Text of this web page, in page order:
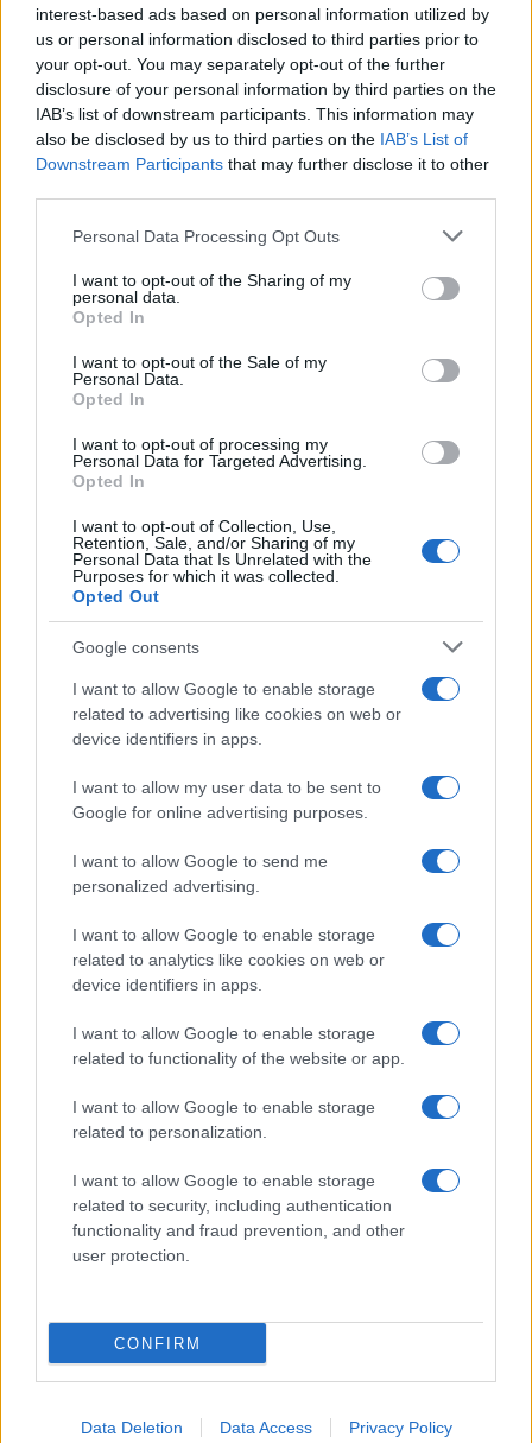
interest-based ads based on personal information utilized by
us or personal information disclosed to third parties prior to
your opt-out. You may separately opt-out of the further
disclosure of your personal information by third parties on the
IAB’s list of downstream participants. This information may
also be disclosed by us to third parties on the IAB’s List of
Downstream Participants that may further disclose it to other
Please note that this website/app uses one or more Google
not limited to your visit or usage behaviour. You may click to
grant or deny consent to Google and its third-party tags to
use your data for below specified purposes in below Google
consent section.
Personal Data Processing Opt Outs
I want to opt-out of the Sharing of my
personal data.
Opted In
I want to opt-out of the Sale of my
Personal Data.
Opted In
I want to opt-out of processing my
Personal Data for Targeted Advertising.
Opted In
I want to opt-out of Collection, Use,
Retention, Sale, and/or Sharing of my
Personal Data that Is Unrelated with the
Purposes for which it was collected.
Opted Out
Google consents
I want to allow Google to enable storage
related to advertising like cookies on web or
device identifiers in apps.
I want to allow my user data to be sent to
Google for online advertising purposes.
I want to allow Google to send me
personalized advertising.
I want to allow Google to enable storage
related to analytics like cookies on web or
device identifiers in apps.
I want to allow Google to enable storage
related to functionality of the website or app.
I want to allow Google to enable storage
related to personalization.
I want to allow Google to enable storage
related to security, including authentication
functionality and fraud prevention, and other
user protection.
CONFIRM
Data Deletion Data Access Privacy Policy
és a világot, amelyet az 1860-as évek keringőktől lüktető
Bécsén és a művészeteket megtestesítő Burgtheateren
keresztül teremt meg. A kritikus emellett a film képi
humorát emelte ki, ami sosem esik túlzásokba.
Ewald André Dupontnak egyébként rendezőként az 1925-
Varietécímű artistatörténet hozta meg az igazi sikert,
amelyben Emil Jannings mellett a magyar
Putti művésznéven) játszotta a főszerepet. A filmben
titokzatos, érzékien szép lányt alakít, aki szenvedélyesen
lányt, de később ő maga keresi fel, majd kisfiát és feleségét
otthagyva Berlinbe szökik vele. A
figyelmét is felkeltette, és komoly lehetőségeket hozott a
színésznőnek.
Különleges vizuális élmény modern zenei
megoldásokkal
Az ősi törvényelső, 1984-es rekonstrukcióját követő
évtizedekben újabb források kerültek elő, ezek ösztönözték
egy újabb változat elkészítését. A filmhez 2017-ben Philippe
Sch?ller komponált új zenét, amelyet a müncheni Orchester
Jakobsplatz a vetítéssel egy időben, élőben, Daniel
Grossmann vezényletével ad elő. A filmportal.de
szerint Sch?ller aprólékosan kidolgozott
kompozíciója nem nélkülözi a modern filmzene technikai
megoldásait. Ezzel egyrészt tudatosítja a filmtől való időbeli
távolságot, másrészt viszont aláhúzza a film különleges
vizuális élményét.
A zenekar, amely kitágítja a koncertek megszokott
Az április 22-én Budapestre érkező, 2005-ben alapított
Orchester Jakobsplatz München saját
lehetőséget teremt a német-zsidó kortárs kultúra számára.
Előadásaik nem pusztán koncertek: élmények, amelyek a
koncertek megszokott kereteit kitágítva a zsidóságot a
német kultúra magától értetődő részeként teszik láthatóvá